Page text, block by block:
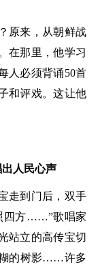
来，从朝鲜战
在那里，他学习
人必须背诵50首
和评戏。这让他
人民心声
到门后，双手
四方……”歌唱家
站立的高传宝切
糊的树影……许多